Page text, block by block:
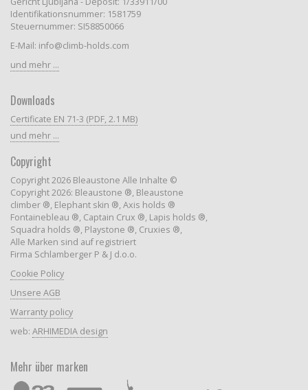
Identifikationsnummer: 1581759
Steuernummer: SI58850066
E-Mail: info@climb-holds.com
und mehr ...
Downloads
Certificate EN 71-3 (PDF, 2.1 MB)
und mehr ...
Copyright
Copyright 2026 Bleaustone Alle Inhalte ©
Copyright 2026: Bleaustone ®, Bleaustone
climber ®, Elephant skin ®, Axis holds ®
Fontainebleau ®, Captain Crux ®, Lapis holds ®,
Squadra holds ®, Playstone ®, Cruxies ®,
Alle Marken sind auf registriert
Firma Schlamberger P & J d.o.o.
Cookie Policy
Unsere AGB
Warranty policy
web: ARHIMEDIA design
Mehr über marken